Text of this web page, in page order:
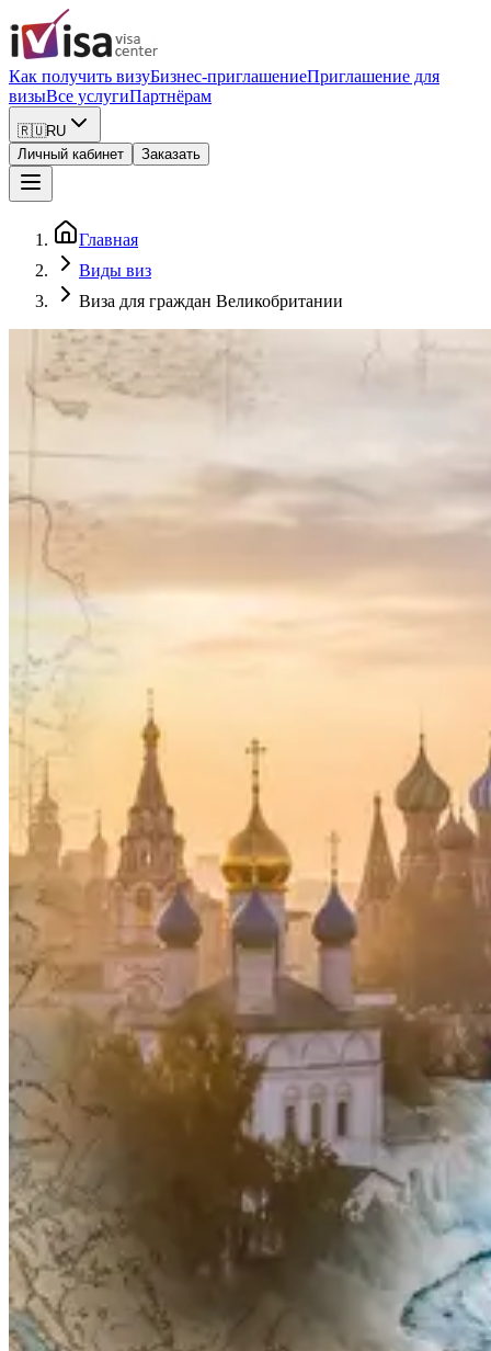
Как получить визуБизнес-приглашениеПриглашение для
визыВсе услугиПартнёрам
🇷🇺RU
Личный кабинет
Заказать
Главная
Виды виз
Виза для граждан Великобритании